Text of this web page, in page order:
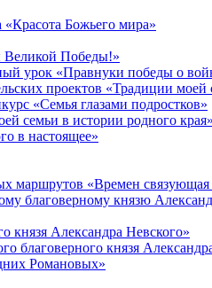
Божьего мира»
Великой Победы!»
урок «Правнуки победы о
проектов «Традиции моей
«Семья глазами подростков»
семьи в истории родного края»
в настоящее»
маршрутов «Времен связующая
благоверному князю
князя Александра Невского»
благоверного князя
Романовых»